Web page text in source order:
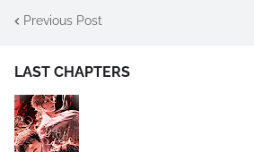
Previous Post
LAST CHAPTERS